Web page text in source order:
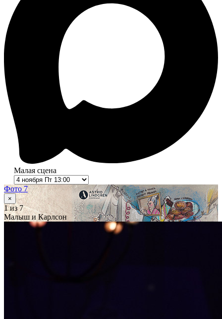
Малая сцена
Фото 7
×
1из 7
Малыш и Карлсон